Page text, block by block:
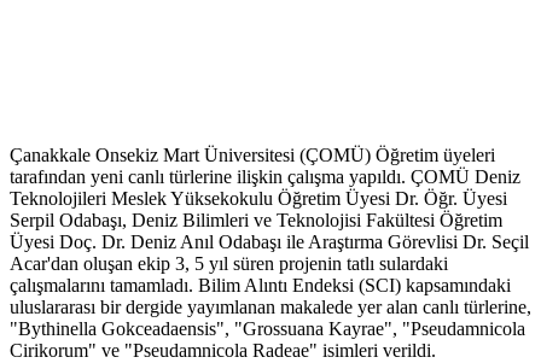
Çanakkale Onsekiz Mart Üniversitesi (ÇOMÜ) Öğretim üyeleri
tarafından yeni canlı türlerine ilişkin çalışma yapıldı. ÇOMÜ Deniz
Teknolojileri Meslek Yüksekokulu Öğretim Üyesi Dr. Öğr. Üyesi
Serpil Odabaşı, Deniz Bilimleri ve Teknolojisi Fakültesi Öğretim
Üyesi Doç. Dr. Deniz Anıl Odabaşı ile Araştırma Görevlisi Dr. Seçil
Acar'dan oluşan ekip 3, 5 yıl süren projenin tatlı sulardaki
çalışmalarını tamamladı. Bilim Alıntı Endeksi (SCI) kapsamındaki
uluslararası bir dergide yayımlanan makalede yer alan canlı türlerine,
"Bythinella Gokceadaensis", "Grossuana Kayrae", "Pseudamnicola
Cirikorum" ve "Pseudamnicola Radeae" isimleri verildi.